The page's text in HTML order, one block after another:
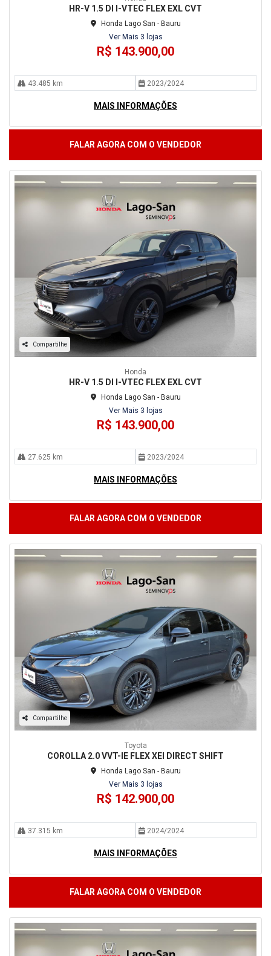
HR-V 1.5 DI I-VTEC FLEX EXL CVT
Honda Lago San - Bauru
Ver Mais 3 lojas
R$ 143.900,00
43.485 km 2023/2024
MAIS INFORMAÇÕES
FALAR AGORA COM O VENDEDOR
Compartilhe
Honda
HR-V 1.5 DI I-VTEC FLEX EXL CVT
Honda Lago San - Bauru
Ver Mais 3 lojas
R$ 143.900,00
27.625 km 2023/2024
MAIS INFORMAÇÕES
FALAR AGORA COM O VENDEDOR
Compartilhe
Toyota
COROLLA 2.0 VVT-IE FLEX XEI DIRECT SHIFT
Honda Lago San - Bauru
Ver Mais 3 lojas
R$ 142.900,00
37.315 km 2024/2024
MAIS INFORMAÇÕES
FALAR AGORA COM O VENDEDOR